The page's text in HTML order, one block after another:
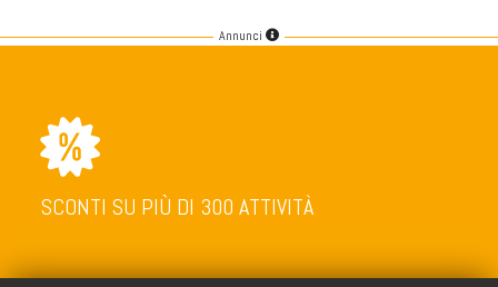
Annunci
SCONTI SU PIÙ DI 300 ATTIVITÀ